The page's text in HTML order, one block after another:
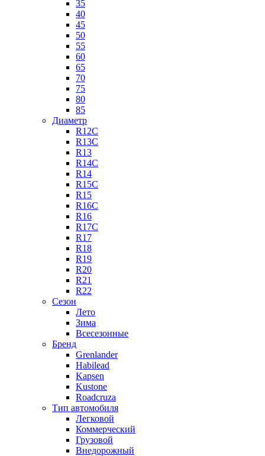
35
40
45
50
55
60
65
70
75
80
85
Диаметр
R12C
R13C
R13
R14C
R14
R15C
R15
R16C
R16
R17C
R17
R18
R19
R20
R21
R22
Сезон
Лето
Зима
Всесезонные
Бренд
Grenlander
Habilead
Kapsen
Kustone
Roadcruza
Тип автомобиля
Легковой
Коммерческий
Грузовой
Внедорожный